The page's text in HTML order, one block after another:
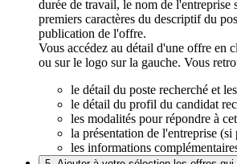
durée de travail, le nom de l'entreprise
premiers caractères du descriptif du
publication de l'offre.
Vous accédez au détail d'une offre en
ou sur le logo sur la gauche. Vous
le détail du poste recherché et
le détail du profil du candidat
les modalités pour répondre à
la présentation de l'entreprise (si
les informations